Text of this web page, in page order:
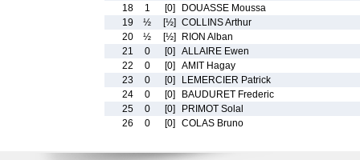
18
1 [0]
DOUASSE Moussa
19
½ [½] COLLINS Arthur
20
½ [½]
RION Alban
21
0 [0]
ALLAIRE Ewen
22
0 [0]
AMIT Hagay
23
0 [0]
LEMERCIER Patrick
24
0 [0]
BAUDURET Frederic
25
0 [0]
PRIMOT Solal
26
0 [0] COLAS Bruno